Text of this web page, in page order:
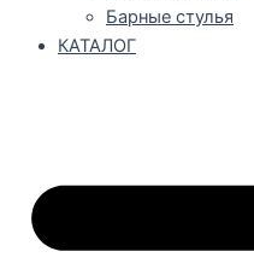
Барные стулья
КАТАЛОГ